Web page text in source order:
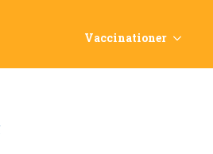
Vaccinationer